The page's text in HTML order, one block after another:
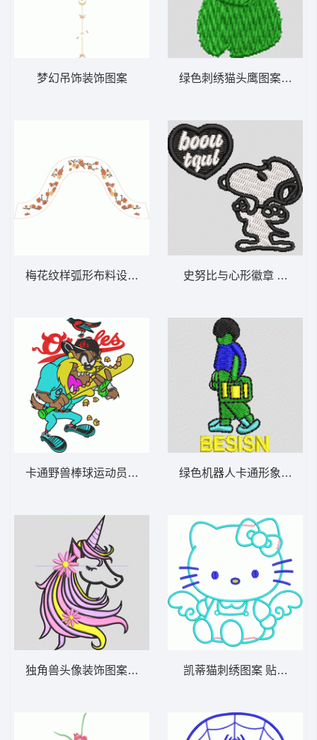
梦幻吊饰装饰图案
梅花纹样弧形布料设计图
卡通野兽棒球运动员挥棒
独角兽头像装饰图案 独角兽
史努比与心形徽章 史路比
绿色机器人卡通形象 小人
凯蒂猫刺绣图案 贴布天使